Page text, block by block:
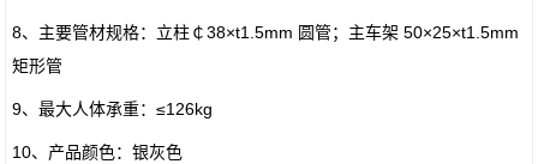
8、主要管材规格：立柱￠38×t1.5mm 圆管；主车架 50×25×t1.5mm
矩形管
9、最大人体承重：≤126kg
10、产品颜色：银灰色